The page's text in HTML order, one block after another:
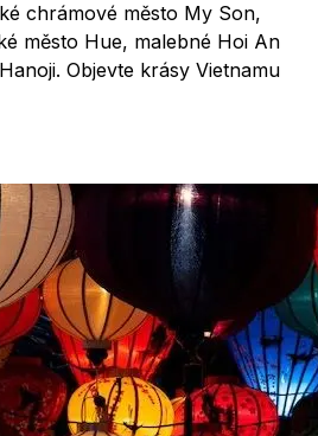
chrámové město My Son,
město Hue, malebné Hoi An
Objevte krásy Vietnamu